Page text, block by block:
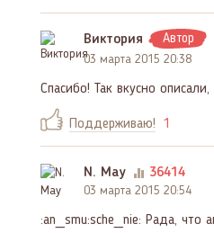
Виктория Автор
03 марта 2015 20:38
Спасибо! Так вкусно
Поддерживаю! 1
N. May 36414
03 марта 2015 20:54
:an_smu:sche_nie: Рада, что